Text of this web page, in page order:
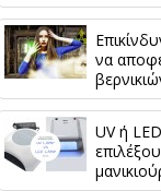
να
UV ή